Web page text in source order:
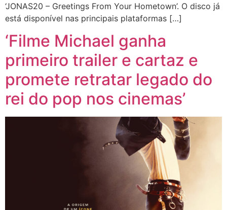
‘JONAS20 – Greetings From Your Hometown’. O disco já
está disponível nas principais plataformas […]
‘Filme Michael ganha
primeiro trailer e cartaz e
promete retratar legado do
rei do pop nos cinemas’